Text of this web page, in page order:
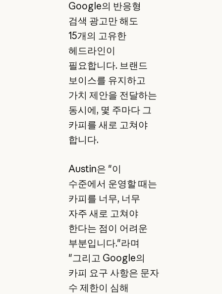
Google의 반응형
검색 광고만 해도
15개의 고유한
헤드라인이
필요합니다. 브랜드
보이스를 유지하고
가치 제안을 전달하는
동시에, 몇 주마다 그
카피를 새로 고쳐야
합니다.
Austin은 "이
수준에서 운영할 때는
카피를 너무, 너무
자주 새로 고쳐야
한다는 점이 어려운
부분입니다."라며
"그리고 Google의
카피 요구 사항은 문자
수 제한이 심해